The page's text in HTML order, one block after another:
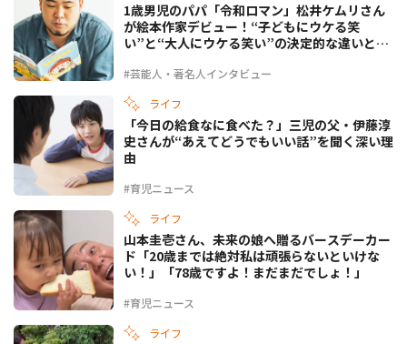
#芸能人・著名人インタビュー
1歳男児のパパ「令和ロマン」松井ケムリさん
が絵本作家デビュー！“子どもにウケる笑
い”と“大人にウケる笑い”の決定的な違いと
ライフ
#育児ニュース
「今日の給食なに食べた？」三児の父・伊藤淳
史さんが“あえてどうでもいい話”を聞く深い理
由
ライフ
#育児ニュース
山本圭壱さん、未来の娘へ贈るバースデーカー
ド「20歳までは絶対私は頑張らないといけな
い！」「78歳ですよ！まだまだでしょ！」
ライフ